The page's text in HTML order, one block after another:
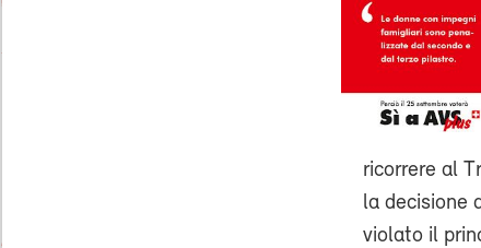
ricorrere al
la decisione
violato il